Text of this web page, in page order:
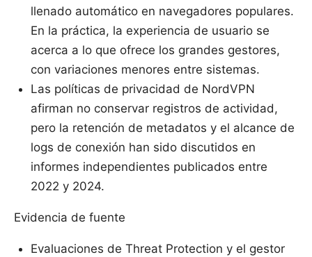
llenado automático en navegadores populares.
En la práctica, la experiencia de usuario se
acerca a lo que ofrece los grandes gestores,
con variaciones menores entre sistemas.
Las políticas de privacidad de NordVPN
afirman no conservar registros de actividad,
pero la retención de metadatos y el alcance de
logs de conexión han sido discutidos en
informes independientes publicados entre
2022 y 2024.
Evidencia de fuente
Evaluaciones de Threat Protection y el gestor